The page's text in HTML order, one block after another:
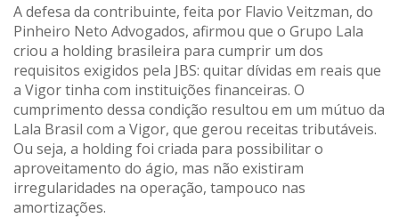
A defesa da contribuinte, feita por Flavio Veitzman, do
Pinheiro Neto Advogados, afirmou que o Grupo Lala
criou a holding brasileira para cumprir um dos
requisitos exigidos pela JBS: quitar dívidas em reais que
a Vigor tinha com instituições financeiras. O
cumprimento dessa condição resultou em um mútuo da
Lala Brasil com a Vigor, que gerou receitas tributáveis.
Ou seja, a holding foi criada para possibilitar o
aproveitamento do ágio, mas não existiram
irregularidades na operação, tampouco nas
amortizações.